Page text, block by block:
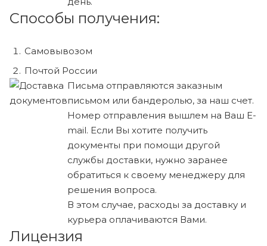
Способы получения:
Самовывозом
Почтой России
Письма отправляются заказным
письмом или бандеролью, за наш счет.
Номер отправления вышлем на Ваш E-
mail. Если Вы хотите получить
документы при помощи другой
службы доставки, нужно заранее
обратиться к своему менеджеру для
решения вопроса.
В этом случае, расходы за доставку и
курьера оплачиваются Вами.
Лицензия